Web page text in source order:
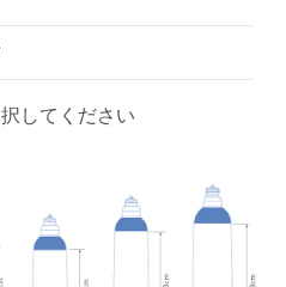
してください